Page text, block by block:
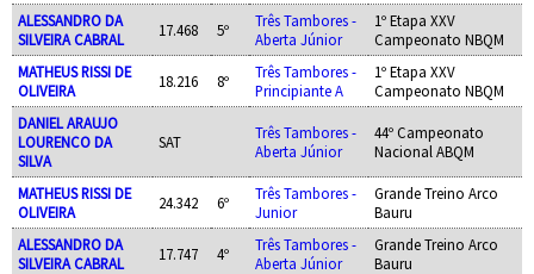
ALESSANDRO DA
SILVEIRA CABRAL
17.468 5º
Três Tambores -
Aberta Júnior
1º Etapa XXV
Campeonato NBQM
MATHEUS RISSI DE
OLIVEIRA
18.216 8º
Três Tambores -
Principiante A
1º Etapa XXV
Campeonato NBQM
DANIEL ARAUJO
LOURENCO DA
SILVA
SAT
Três Tambores -
Aberta Júnior
44º Campeonato
Nacional ABQM
MATHEUS RISSI DE
OLIVEIRA
24.342 6º
Três Tambores -
Junior
Grande Treino Arco
Bauru
ALESSANDRO DA
SILVEIRA CABRAL
17.747 4º
Três Tambores -
Aberta Júnior
Grande Treino Arco
Bauru